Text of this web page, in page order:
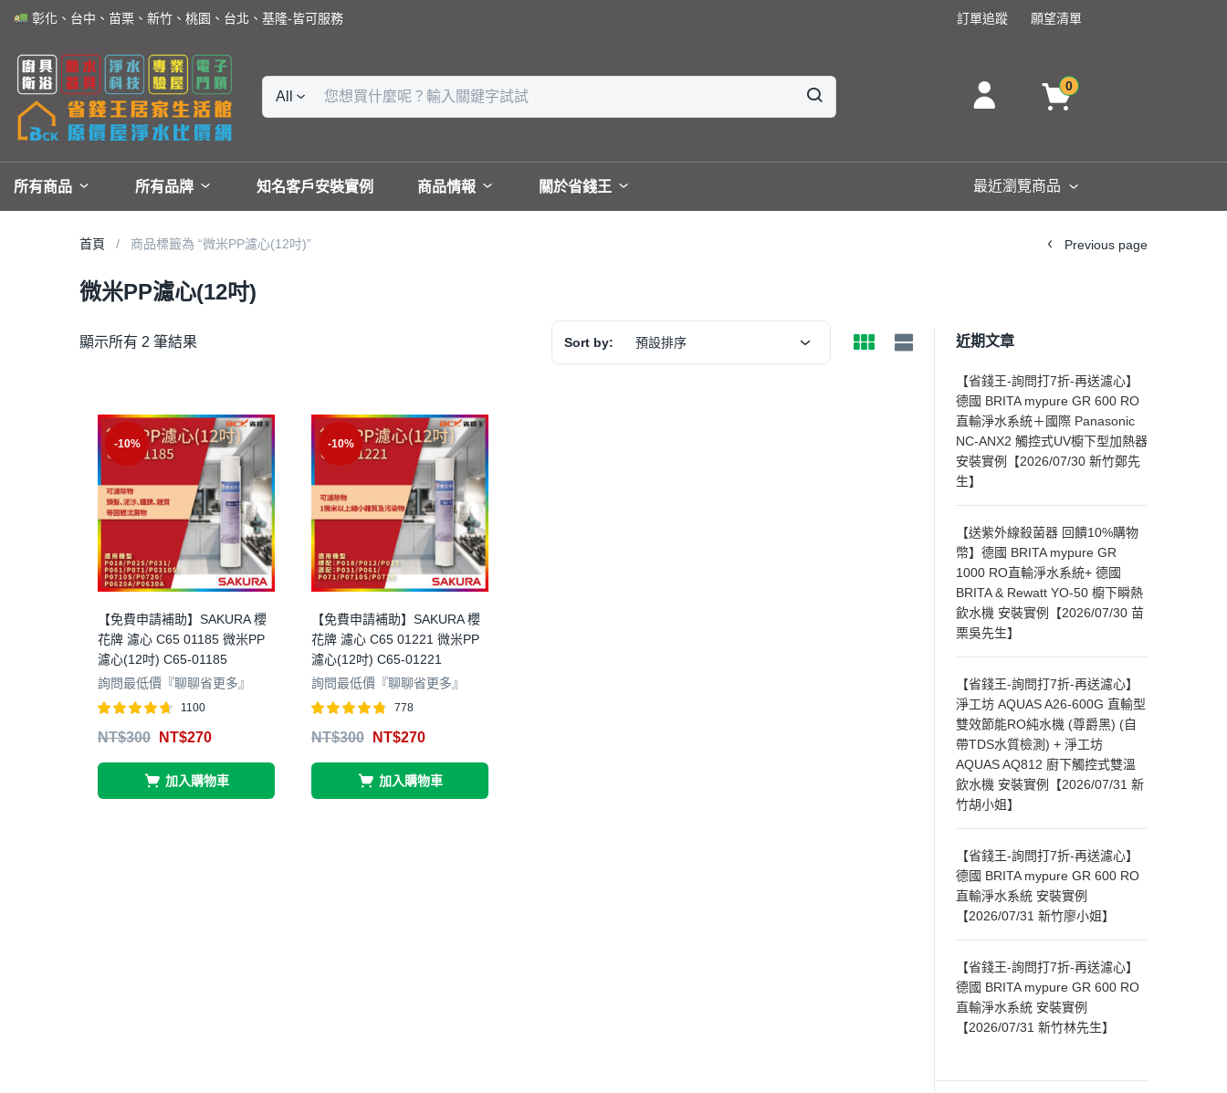
彰化、台中、苗栗、新竹、桃園、台北、基隆-皆可服務 訂單追蹤 願望清單
All
0
所有商品 所有品牌 知名客戶安裝實例 商品情報 關於省錢王 最近瀏覽商品
首頁 商品標籤為 “微米PP濾心(12吋)” Previous page
微米PP濾心(12吋)
顯示所有 2 筆結果 Sort by: 預設排序
-10%
【免費申請補助】SAKURA 櫻
花牌 濾心 C65 01185 微米PP
濾心(12吋) C65-01185
詢問最低價『聊聊省更多』
評分4.67
滿分 5
1100
NT$300 NT$270
加入購物車
-10%
【免費申請補助】SAKURA 櫻
花牌 濾心 C65 01221 微米PP
濾心(12吋) C65-01221
詢問最低價『聊聊省更多』
評分4.75
滿分 5
778
NT$300 NT$270
加入購物車
近期文章
【省錢王-詢問打7折-再送濾心】
德國 BRITA mypure GR 600 RO
直輸淨水系統＋國際 Panasonic
NC-ANX2 觸控式UV櫥下型加熱器
安裝實例【2026/07/30 新竹鄭先
生】
【送紫外線殺菌器 回饋10%購物
幣】德國 BRITA mypure GR
1000 RO直輸淨水系統+ 德國
BRITA & Rewatt YO-50 櫥下瞬熱
飲水機 安裝實例【2026/07/30 苗
栗吳先生】
【省錢王-詢問打7折-再送濾心】
淨工坊 AQUAS A26-600G 直輸型
雙效節能RO純水機 (尊爵黑) (自
帶TDS水質檢測) + 淨工坊
AQUAS AQ812 廚下觸控式雙溫
飲水機 安裝實例【2026/07/31 新
竹胡小姐】
【省錢王-詢問打7折-再送濾心】
德國 BRITA mypure GR 600 RO
直輸淨水系統 安裝實例
【2026/07/31 新竹廖小姐】
【省錢王-詢問打7折-再送濾心】
德國 BRITA mypure GR 600 RO
直輸淨水系統 安裝實例
【2026/07/31 新竹林先生】